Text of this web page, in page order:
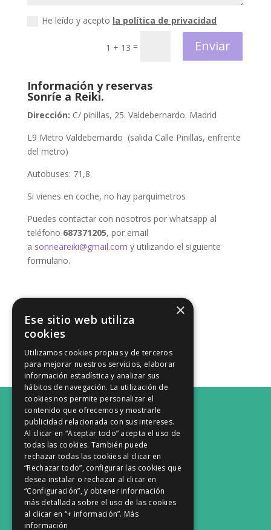
He leído y acepto la política de privacidad
1 + 13 = Enviar
Información y reservas
Sonríe a Reiki.
Dirección: C/ pinillas, 25. Valdebernardo. Madrid
L9 Metro Valdebernardo (salida Calle Pinillas, enfrente
del metro)
Autobuses: 71,8
Si vienes en coche, no hay parquimetros
Puedes contactar con nosotros por whatsapp al
teléfono 687371205, por email
a sonrieareiki@gmail.com y utilizando el siguiente
formulario.
Dónde estamos
Donde estamos
Nuestras sesiones
×
Ese sitio web utiliza
cookies
Utilizamos cookies propias y de terceros
para mejorar nuestros servicios, elaborar
información estadística y analizar sus
hábitos de navegación. La utilización de
cookies nos permite personalizar el
contenido que ofrecemos y mostrarle
publicidad relacionada con sus intereses.
Al clicar en “Aceptar todo” acepta el uso de
todas las cookies. También puede
rechazar todas las cookies al clicar en
“Rechazar todo”, configurar las cookies que
desea instalar o rechazar al clicar en
“Configuración”, y obtener información
más detallada sobre el uso de las cookies
al clicar en “+ información”. Más
información